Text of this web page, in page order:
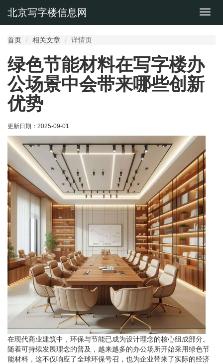
切
北京写字楼信息网
首页 相关文章 详情页
绿色节能材料在写字楼办
公场景中会带来哪些创新
优势
更新日期： 2025-09-01
在现代商业建筑中，环保与节能已成为设计理念的核心组成部分。
随着可持续发展理念的普及，越来越多的办公场所开始采用绿色节
能材料，这不仅响应了全球环保号召，也为企业带来了实际的经济